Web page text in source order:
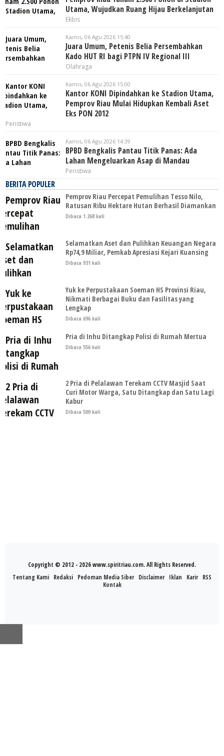
Utama, Wujudkan Ruang Hijau Berkelanjutan
Ekbis
Kamis, 06 Agu 2026 15:40
Juara Umum, Petenis Belia Persembahkan
Kado HUT RI bagi PTPN IV Regional III
Olahraga
Kamis, 06 Agu 2026 15:00
Kantor KONI Dipindahkan ke Stadion Utama,
Pemprov Riau Mulai Hidupkan Kembali Aset
Eks PON 2012
Peristiwa
Kamis, 06 Agu 2026 14:39
BPBD Bengkalis Pantau Titik Panas: Ada
Lahan Mengeluarkan Asap di Mandau
Peristiwa
BERITA POPULER
Pemprov Riau Percepat Pemulihan Tesso Nilo,
Ratusan Ribu Hektare Hutan Berhasil Diamankan
Dibaca 1.268 kali
Selamatkan Aset dan Pulihkan Keuangan Negara
Rp74,9 Miliar, Pemkab Apresiasi Kejari Kuansing
Dibaca 931 kali
Yuk ke Perpustakaan Soeman HS Provinsi Riau,
Nikmati Berbagai Buku dan Fasilitas yang
Lengkap
Dibaca 696 kali
Pria di Inhu Ditangkap Polisi di Rumah Mertua
Dibaca 556 kali
2 Pria di Pelalawan Terekam CCTV Masjid Saat
Curi Motor Warga, Satu Ditangkap dan Satu Lagi
Kabur
Dibaca 500 kali
Copyright © 2012 - 2026 www.spiritriau.com. All Rights Reserved.
Tentang Kami Redaksi Pedoman Media Siber Disclaimer Iklan Karir RSS
Kontak